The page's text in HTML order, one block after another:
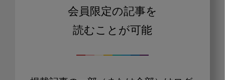
会員限定の記事を
読むことが可能